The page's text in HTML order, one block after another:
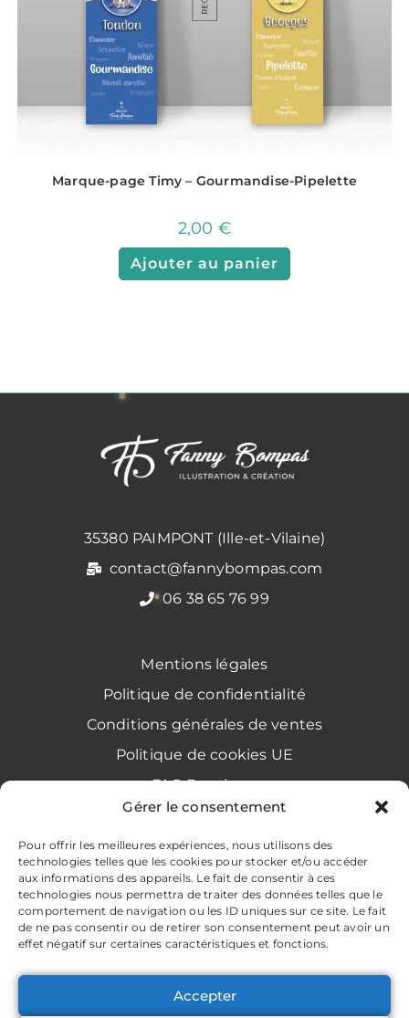
Gérer le consentement
Pour offrir les meilleures expériences, nous utilisons des
technologies telles que les cookies pour stocker et/ou accéder
aux informations des appareils. Le fait de consentir à ces
technologies nous permettra de traiter des données telles que le
comportement de navigation ou les ID uniques sur ce site. Le fait
de ne pas consentir ou de retirer son consentement peut avoir un
effet négatif sur certaines caractéristiques et fonctions.
Accepter
Marque-page Timy – Gourmandise-Pipelette
2,00 €
Ajouter au panier
35380 PAIMPONT (Ille-et-Vilaine)
contact@fannybompas.com
06 38 65 76 99
Mentions légales
Politique de confidentialité
Conditions générales de ventes
Politique de cookies UE
FAQ Boutique
Avis clients
Restons connectés !